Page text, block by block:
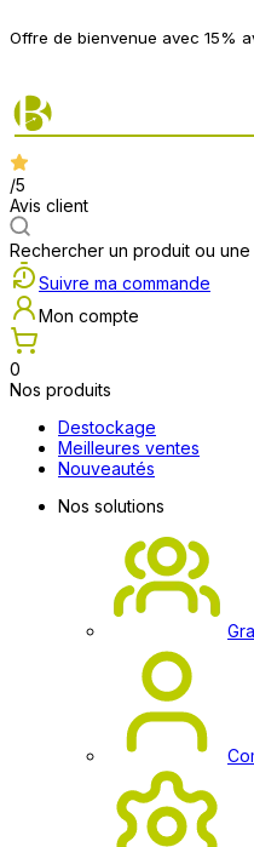
Offre de bienvenue avec 15%
/5
Avis client
Rechercher un produit ou
Suivre ma commande
Mon compte
0
Nos produits
Destockage
Meilleures ventes
Nouveautés
Nos solutions